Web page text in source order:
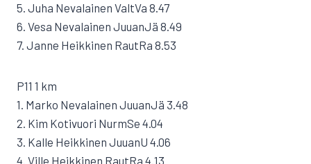
5. Juha Nevalainen ValtVa 8.47
6. Vesa Nevalainen JuuanJä 8.49
7. Janne Heikkinen RautRa 8.53
P11 1 km
1. Marko Nevalainen JuuanJä 3.48
2. Kim Kotivuori NurmSe 4.04
3. Kalle Heikkinen JuuanU 4.06
4. Ville Heikkinen RautRa 4.13